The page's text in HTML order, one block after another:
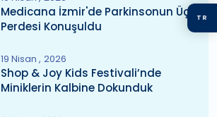
TR
Medicana İzmir'de Parkinsonun Üç
Perdesi Konuşuldu
19 Nisan 2026
Shop & Joy Kids Festivali’nde
Miniklerin Kalbine Dokunduk